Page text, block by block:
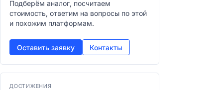
Подберём аналог, посчитаем
стоимость, ответим на вопросы по этой
и похожим платформам.
Оставить заявку Контакты
ДОСТИЖЕНИЯ